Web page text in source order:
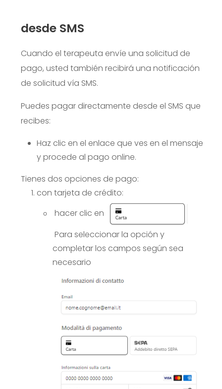
desde SMS
Cuando el terapeuta envíe una solicitud de
pago, usted también recibirá una notificación
de solicitud vía SMS.
Puedes pagar directamente desde el SMS que
recibes:
Haz clic en el enlace que ves en el mensaje
y procede al pago online.
Tienes dos opciones de pago:
con tarjeta de crédito:
hacer clic en
Para seleccionar la opción y
completar los campos según sea
necesario